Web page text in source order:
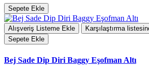
Sepete Ekle
Alışveriş Listeme Ekle
Karşılaştırma
Sepete Ekle
Bej Sade Dip Diri Baggy Eşofman Altı